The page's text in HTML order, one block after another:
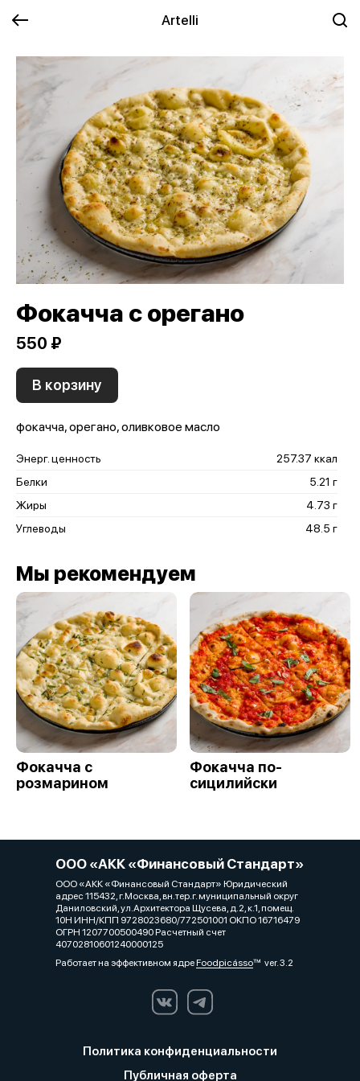
Artelli
Фокачча с орегано
550 ₽
В корзину
фокачча, орегано, оливковое масло
Энерг. ценность
257.37 ккал
Белки
5.21 г
Жиры
4.73 г
Углеводы
48.5 г
Мы рекомендуем
Фокачча с
розмарином
Фокачча по-
сицилийски
ООО «АКК «Финансовый Стандарт»
ООО «АКК «Финансовый Стандарт» Юридический
адрес 115432, г.Москва, вн.тер.г. муниципальный округ
Даниловский, ул.Архитектора Щусева, д.2, к.1, помещ.
10Н ИНН/КПП 9728023680/772501001 ОКПО 16716479
ОГРН 1207700500490 Расчетный счет
40702810601240000125
Работает на эффективном ядреFoodpicássover. 3.2
Политика конфиденциальности
Публичная оферта